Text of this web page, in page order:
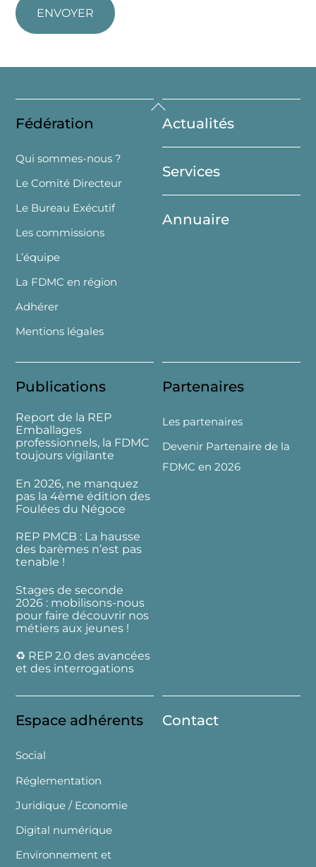
Back
To
Top
Fédération
Qui sommes-nous ?
Le Comité Directeur
Le Bureau Exécutif
Les commissions
L’équipe
La FDMC en région
Adhérer
Mentions légales
Actualités
Services
Annuaire
Publications
Report de la REP
Emballages
professionnels, la FDMC
toujours vigilante
En 2026, ne manquez
pas la 4ème édition des
Foulées du Négoce
REP PMCB : La hausse
des barèmes n’est pas
tenable !
Stages de seconde
2026 : mobilisons-nous
pour faire découvrir nos
métiers aux jeunes !
♻️ REP 2.0 des avancées
et des interrogations
Partenaires
Les partenaires
Devenir Partenaire de la
FDMC en 2026
Espace adhérents
Social
Réglementation
Juridique / Economie
Digital numérique
Environnement et
Contact